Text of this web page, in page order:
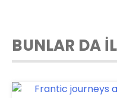
BUNLAR DA